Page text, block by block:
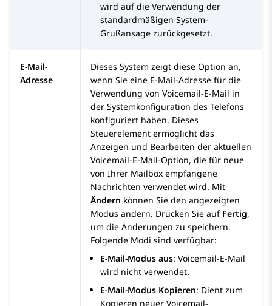
wird auf die Verwendung der
standardmäßigen System-
Grußansage zurückgesetzt.
E-Mail-
Adresse
Dieses System zeigt diese Option an,
wenn Sie eine E-Mail-Adresse für die
Verwendung von Voicemail-E-Mail in
der Systemkonfiguration des Telefons
konfiguriert haben. Dieses
Steuerelement ermöglicht das
Anzeigen und Bearbeiten der aktuellen
Voicemail-E-Mail-Option, die für neue
von Ihrer Mailbox empfangene
Nachrichten verwendet wird. Mit
Ändern können Sie den angezeigten
Modus ändern. Drücken Sie auf Fertig,
um die Änderungen zu speichern.
Folgende Modi sind verfügbar:
E-Mail-Modus aus: Voicemail-E-Mail
wird nicht verwendet.
E-Mail-Modus Kopieren: Dient zum
Kopieren neuer Voicemail-